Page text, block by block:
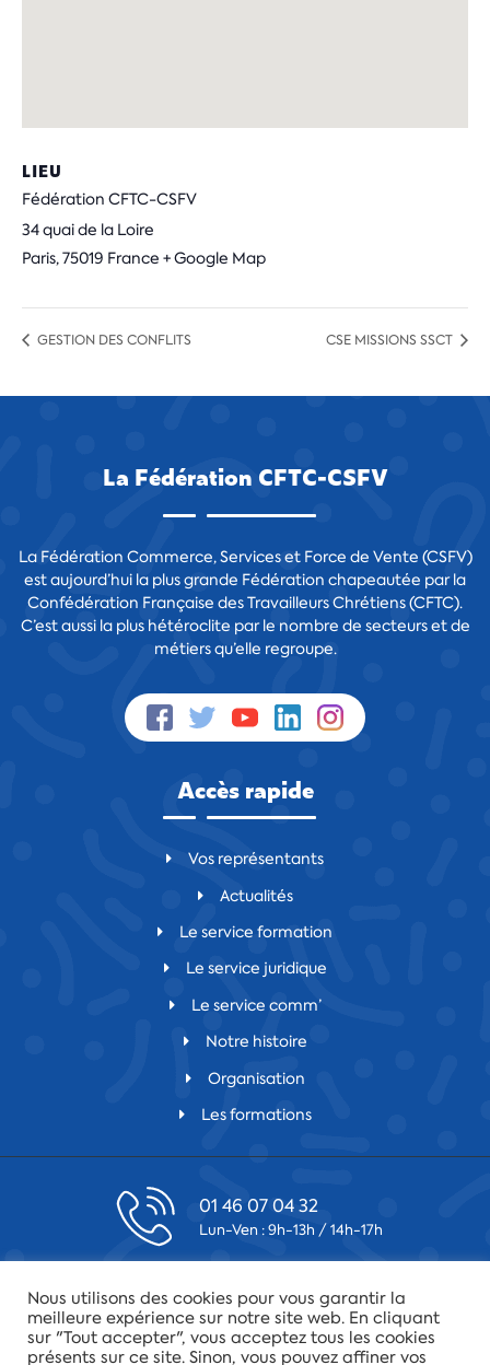
LIEU
Fédération CFTC-CSFV
34 quai de la Loire
Paris,75019 France + Google Map
GESTION DES CONFLITS CSE MISSIONS SSCT
La Fédération CFTC-CSFV
La Fédération Commerce, Services et Force de Vente (CSFV)
est aujourd’hui la plus grande Fédération chapeautée par la
Confédération Française des Travailleurs Chrétiens (CFTC).
C’est aussi la plus hétéroclite par le nombre de secteurs et de
métiers qu’elle regroupe.
Accès rapide
Vos représentants
Actualités
Le service formation
Le service juridique
Le service comm’
Notre histoire
Organisation
Les formations
01 46 07 04 32
Lun-Ven : 9h-13h / 14h-17h
Laissez-nous un message
75019 Paris
Nous utilisons des cookies pour vous garantir la
meilleure expérience sur notre site web. En cliquant
sur "Tout accepter", vous acceptez tous les cookies
présents sur ce site. Sinon, vous pouvez affiner vos